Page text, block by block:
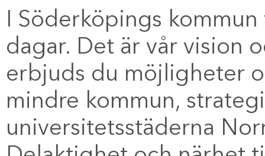
I Söderköpings
dagar. Det är vår vision
erbjuds du möjligheter
mindre kommun,
universitetsstäderna